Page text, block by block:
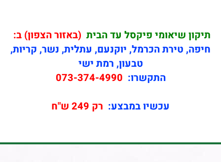
תיקון שיאומי פיקסל עד הבית (באזור הצפון) ב:
חיפה, טירת הכרמל, יוקנעם, עתלית, נשר, קריות,
טבעון, רמת ישי
התקשרו: 073-374-4990
עכשיו במבצע: רק 249 ש"ח